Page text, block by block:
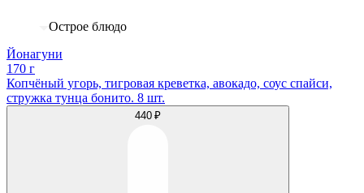
Острое блюдо
Йонагуни
170 г
Копчёный угорь, тигровая креветка, авокадо, соус спайси,
стружка тунца бонито. 8 шт.
440 ₽